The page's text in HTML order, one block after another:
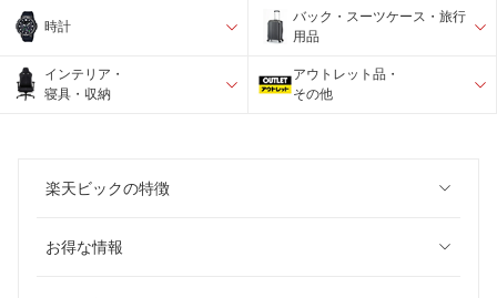
時計
バック・スーツケース・旅行
用品
インテリア・
寝具・収納
アウトレット品・
その他
楽天ビックの特徴
お得な情報